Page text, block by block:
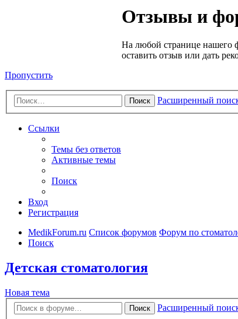
Отзывы и
На любой странице нашего
оставить отзыв или дать
Пропустить
Поиск Расширенный
Ссылки
Темы без ответов
Активные темы
Поиск
Вход
Регистрация
MedikForum.ru Список форумов Форум по
Поиск
Детская стоматология
Новая тема
Поиск
Расширенный